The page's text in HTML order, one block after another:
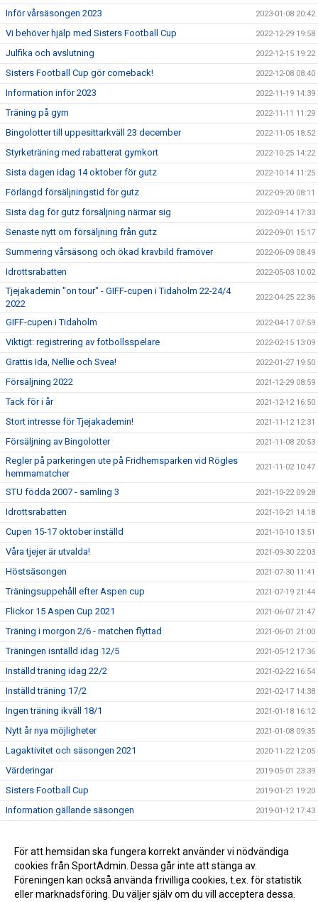
Inför vårsäsongen 2023 2023-01-08 20:42
Vi behöver hjälp med Sisters Football Cup 2022-12-29 19:58
Julfika och avslutning 2022-12-15 19:22
Sisters Football Cup gör comeback! 2022-12-08 08:40
Information inför 2023 2022-11-19 14:39
Träning på gym 2022-11-11 11:29
Bingolotter till uppesittarkväll 23 december 2022-11-05 18:52
Styrketräning med rabatterat gymkort 2022-10-25 14:22
Sista dagen idag 14 oktober för gutz 2022-10-14 11:25
Förlängd försäljningstid för gutz 2022-09-20 08:11
Sista dag för gutz försäljning närmar sig 2022-09-14 17:33
Senaste nytt om försäljning från gutz 2022-09-01 15:17
Summering vårsäsong och ökad kravbild framöver 2022-06-09 08:49
Idrottsrabatten 2022-05-03 10:02
Tjejakademin "on tour" - GIFF-cupen i Tidaholm 22-24/4
2022
2022-04-25 22:36
GIFF-cupen i Tidaholm 2022-04-17 07:59
Viktigt: registrering av fotbollsspelare 2022-02-15 13:09
Grattis Ida, Nellie och Svea! 2022-01-27 19:50
Försäljning 2022 2021-12-29 08:59
Tack för i år 2021-12-12 16:50
Stort intresse för Tjejakademin! 2021-11-12 12:31
Försäljning av Bingolotter 2021-11-08 20:53
Regler på parkeringen ute på Fridhemsparken vid Rögles
hemmamatcher
2021-11-02 10:47
STU födda 2007 - samling 3 2021-10-22 09:28
Idrottsrabatten 2021-10-21 14:18
Cupen 15-17 oktober inställd 2021-10-10 13:51
Våra tjejer är utvalda! 2021-09-30 22:03
Höstsäsongen 2021-07-30 11:41
Träningsuppehåll efter Aspen cup 2021-07-19 21:44
Flickor 15 Aspen Cup 2021 2021-06-07 21:47
Träning i morgon 2/6 - matchen flyttad 2021-06-01 21:00
Träningen isntälld idag 12/5 2021-05-12 17:36
Inställd träning idag 22/2 2021-02-22 16:54
Inställd träning 17/2 2021-02-17 14:38
Ingen träning ikväll 18/1 2021-01-18 16:12
Nytt år nya möjligheter 2021-01-08 09:35
Lagaktivitet och säsongen 2021 2020-11-22 12:05
Värderingar 2019-05-01 23:39
Sisters Football Cup 2019-01-21 19:20
Information gällande säsongen 2019-01-12 17:43
Match på träningstid, träning inställd 3/10 2018-10-02 20:36
Info om helgen 7-8/10 - Cup inställd 2017-09-30 13:48
För att hemsidan ska fungera korrekt använder vi nödvändiga
cookies från SportAdmin. Dessa går inte att stänga av.
Föreningen kan också använda frivilliga cookies, t.ex. för statistik
eller marknadsföring. Du väljer själv om du vill acceptera dessa.